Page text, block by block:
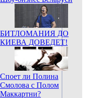
БИТЛОМАНИЯ ДО
КИЕВА ДОВЕДЕТ!
Споет ли Полина
Смолова с Полом
Маккартни?